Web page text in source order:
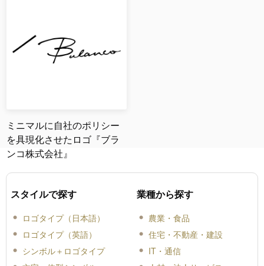
ミニマルに自社のポリシー
を具現化させたロゴ『ブラ
ンコ株式会社』
スタイルで探す
ロゴタイプ（日本語）
ロゴタイプ（英語）
シンボル＋ロゴタイプ
業種から探す
農業・食品
住宅・不動産・建設
IT・通信